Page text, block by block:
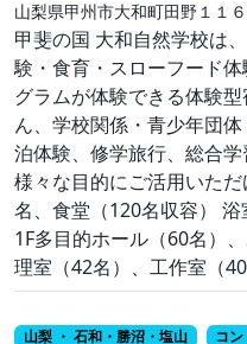
山梨県甲州市大和町田野１１６
甲斐の国 大和自然学校は
験・食育・スローフード
グラムが体験できる体験
ん、学校関係・青少年団
泊体験、修学旅行、総合学
様々な目的にご活用いた
名、食堂（120名収容）
1F多目的ホール（60名）
理室（42名）、工作室（
山梨 ・ 石和・勝沼・塩山 コ